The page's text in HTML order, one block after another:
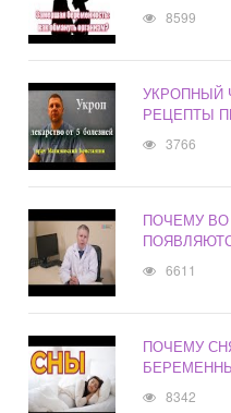
8599
УКРОПНЫЙ
РЕЦЕПТЫ
3766
ПОЧЕМУ
6611
ПОЧЕМУ
8342